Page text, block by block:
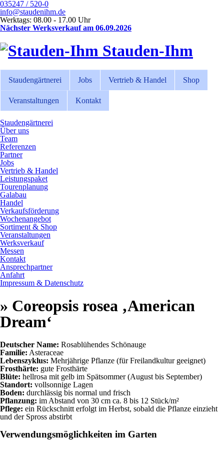
035247 / 520-0
info@staudenihm.de
Werktags: 08.00 - 17.00 Uhr
Nächster Werksverkauf am 06.09.2026
Stauden-Ihm
Staudengärtnerei Jobs Vertrieb & Handel Shop
Veranstaltungen Kontakt
Staudengärtnerei
Über uns
Team
Referenzen
Partner
Jobs
Vertrieb & Handel
Leistungspaket
Tourenplanung
Galabau
Handel
Verkaufsförderung
Wochenangebot
Sortiment & Shop
Veranstaltungen
Werksverkauf
Messen
Kontakt
Ansprechpartner
Anfahrt
Impressum & Datenschutz
» Coreopsis rosea ‚American
Dream‘
Deutscher Name: Rosablühendes Schönauge
Familie: Asteraceae
Lebenszyklus: Mehrjährige Pflanze (für Freilandkultur geeignet)
Frosthärte: gute Frosthärte
Blüte: hellrosa mit gelb im Spätsommer (August bis September)
Standort: vollsonnige Lagen
Boden: durchlässig bis normal und frisch
Pflanzung: im Abstand von 30 cm ca. 8 bis 12 Stück/m²
Pflege: ein Rückschnitt erfolgt im Herbst, sobald die Pflanze einzieht
und der Spross abstirbt
Verwendungsmöglichkeiten im Garten